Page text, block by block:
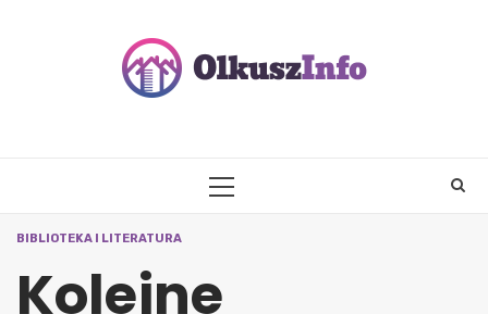
PRIMARY
BIBLIOTEKA I LITERATURA
Kolejne